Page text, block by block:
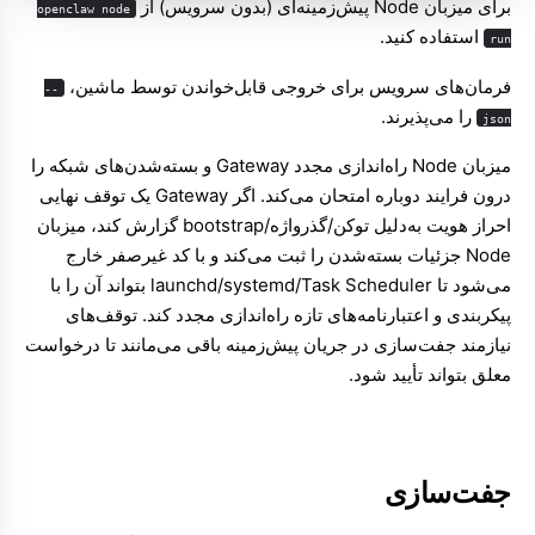
برای میزبان Node پیش‌زمینه‌ای (بدون سرویس) از openclaw node
run استفاده کنید.
فرمان‌های سرویس برای خروجی قابل‌خواندن توسط ماشین، --
json را می‌پذیرند.
میزبان Node راه‌اندازی مجدد Gateway و بسته‌شدن‌های شبکه را
درون فرایند دوباره امتحان می‌کند. اگر Gateway یک توقف نهایی
احراز هویت به‌دلیل توکن/گذرواژه/bootstrap گزارش کند، میزبان
Node جزئیات بسته‌شدن را ثبت می‌کند و با کد غیرصفر خارج
می‌شود تا launchd/systemd/Task Scheduler بتواند آن را با
پیکربندی و اعتبارنامه‌های تازه راه‌اندازی مجدد کند. توقف‌های
نیازمند جفت‌سازی در جریان پیش‌زمینه باقی می‌مانند تا درخواست
معلق بتواند تأیید شود.
جفت‌سازی